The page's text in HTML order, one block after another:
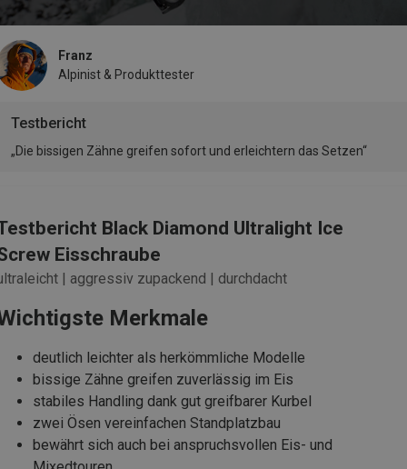
Testbericht
Franz
Alpinist & Produkttester
„Die bissigen Zähne greifen sofort und erleichtern das Setzen“
Black Diamond Ultralight Ice
Eisschraube
| aggressiv zupackend | durchdacht
Merkmale
deutlich leichter als herkömmliche Modelle
bissige Zähne greifen zuverlässig im Eis
stabiles Handling dank gut greifbarer Kurbel
zwei Ösen vereinfachen Standplatzbau
bewährt sich auch bei anspruchsvollen Eis- und